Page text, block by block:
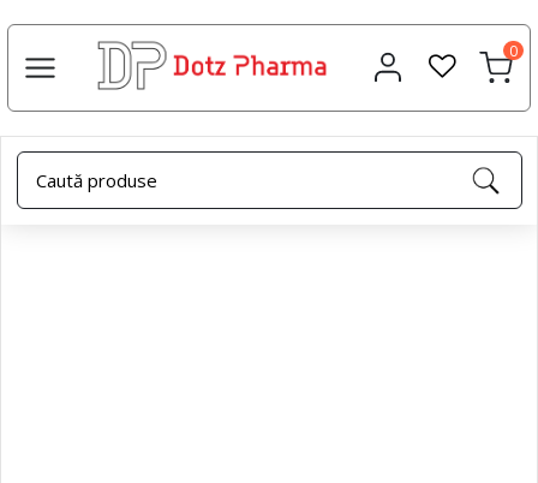
0
Acasa Igienă & Îngrijire
Apă oxigenată 3% 1000 ml –
Dotz Pharma